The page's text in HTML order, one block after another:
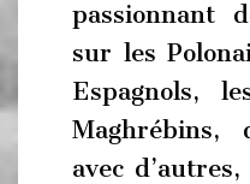
passionnant
sur les
Espagnols,
Maghrébins,
avec